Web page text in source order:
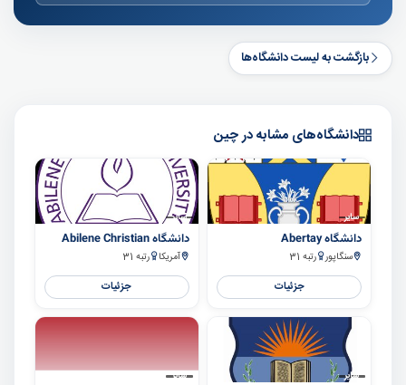
بازگشت به لیست دانشگاه‌ها
دانشگاه‌های مشابه در چین
سایر
دانشگاه Abertay
سنگاپور رتبه 31
جزئیات
سایر
دانشگاه Abilene Christian
آمریکا رتبه 31
جزئیات
سایر سایر